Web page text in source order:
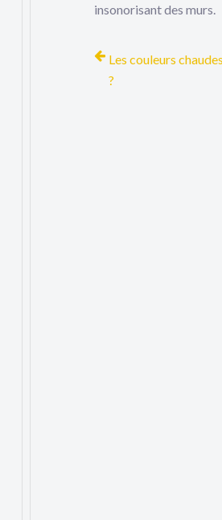
insonorisant des murs.
Les couleurs
?